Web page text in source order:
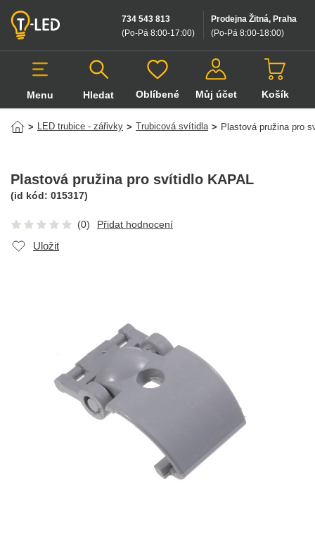
Prodejna Žitná, Praha
(Po-Pá 8:00-18:00)
734 543 813
(Po-Pá 8:00-17:00)
Menu Hledat
Hledat v produktech
Oblíbené Můj účet Košík
> LED trubice - zářivky > Trubicová svítidla > Plastová pružina pro
Plastová pružina pro svítidlo KAPAL
(id kód: 015317)
(0) Přidat hodnocení
Uložit